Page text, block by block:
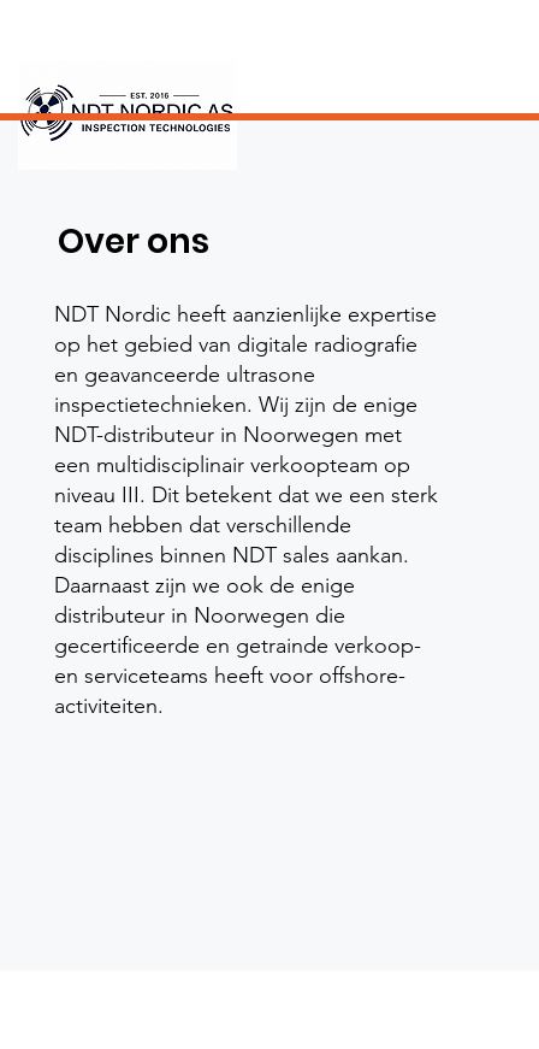
Over ons
NDT Nordic heeft aanzienlijke expertise
op het gebied van digitale radiografie
en geavanceerde ultrasone
inspectietechnieken. Wij zijn de enige
NDT-distributeur in Noorwegen met
een multidisciplinair verkoopteam op
niveau III. Dit betekent dat we een sterk
team hebben dat verschillende
disciplines binnen NDT sales aankan.
Daarnaast zijn we ook de enige
distributeur in Noorwegen die
gecertificeerde en getrainde verkoop-
en serviceteams heeft voor offshore-
activiteiten.